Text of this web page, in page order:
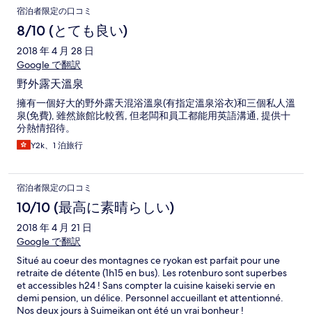
宿泊者限定の口コミ
8/10 (とても良い)
2018 年 4 月 28 日
Google で翻訳
野外露天溫泉
擁有一個好大的野外露天混浴溫泉(有指定溫泉浴衣)和三個私人溫
泉(免費), 雖然旅館比較舊, 但老闆和員工都能用英語溝通, 提供十
分熱情招待。
Y2k、1 泊旅行
宿泊者限定の口コミ
10/10 (最高に素晴らしい)
2018 年 4 月 21 日
Google で翻訳
Situé au coeur des montagnes ce ryokan est parfait pour une
retraite de détente (1h15 en bus). Les rotenburo sont superbes
et accessibles h24 ! Sans compter la cuisine kaiseki servie en
demi pension, un délice. Personnel accueillant et attentionné.
Nos deux jours à Suimeikan ont été un vrai bonheur !